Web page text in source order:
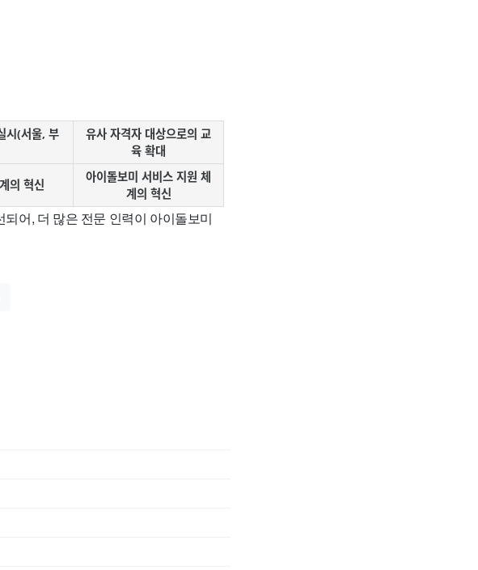
시(서울, 부
유사 자격자 대상으로의 교
육 확대
의 혁신
아이돌보미 서비스 지원 체
계의 혁신
어, 더 많은 전문 인력이 아이돌보미